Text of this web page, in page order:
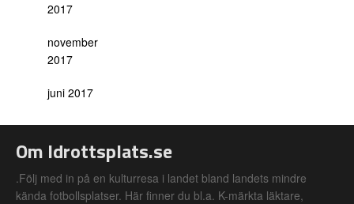
2017
november
2017
juni 2017
Om Idrottsplats.se
.Följ med in på en kulturresa i landet bland landets mindre
kända fotbollsplatser. Här finner du bl.a. K-märkta läktare,